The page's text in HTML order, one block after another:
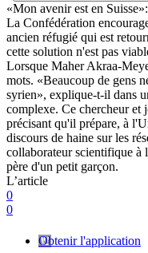
«Mon avenir est en
La Confédération
ancien réfugié qui est
cette solution n'est pas
Lorsque Maher Akraa-
mots. «Beaucoup de gens
syrien», explique-t-il dans
complexe. Ce chercheur et
précisant qu'il prépare, à
discours de haine sur les
collaborateur scientifique à
père d'un petit garçon.
L’article
0
0
Obtenir l'application